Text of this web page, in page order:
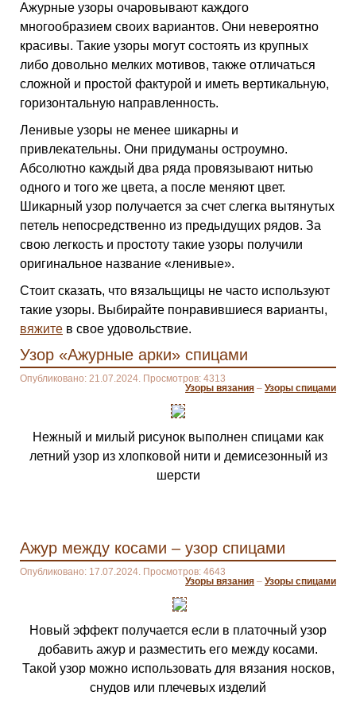
Ажурные узоры очаровывают каждого
многообразием своих вариантов. Они невероятно
красивы. Такие узоры могут состоять из крупных
либо довольно мелких мотивов, также отличаться
сложной и простой фактурой и иметь вертикальную,
горизонтальную направленность.
Ленивые узоры не менее шикарны и
привлекательны. Они придуманы остроумно.
Абсолютно каждый два ряда провязывают нитью
одного и того же цвета, а после меняют цвет.
Шикарный узор получается за счет слегка вытянутых
петель непосредственно из предыдущих рядов. За
свою легкость и простоту такие узоры получили
оригинальное название «ленивые».
Стоит сказать, что вязальщицы не часто используют
такие узоры. Выбирайте понравившиеся варианты,
вяжите в свое удовольствие.
Узор «Ажурные арки» спицами
Опубликовано: 21.07.2024. Просмотров: 4313
Узоры вязания – Узоры спицами
Нежный и милый рисунок выполнен спицами как
летний узор из хлопковой нити и демисезонный из
шерсти
Ажур между косами – узор спицами
Опубликовано: 17.07.2024. Просмотров: 4643
Узоры вязания – Узоры спицами
Новый эффект получается если в платочный узор
добавить ажур и разместить его между косами.
Такой узор можно использовать для вязания носков,
снудов или плечевых изделий